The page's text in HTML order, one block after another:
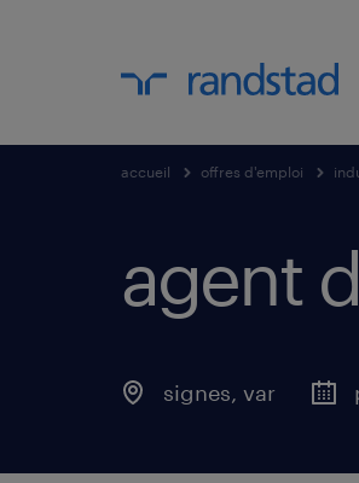
accueil offres d'emploi
agent
signes, var